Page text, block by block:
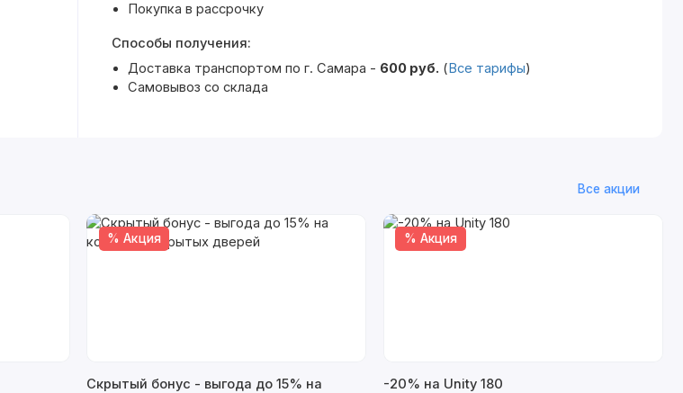
Покупка в рассрочку
Способы получения:
Доставка транспортом по г. Самара - 600 руб. (Все тарифы)
Самовывоз со склада
Все акции
% Акция
Скрытый бонус - выгода до 15% на
% Акция
-20% на Unity 180